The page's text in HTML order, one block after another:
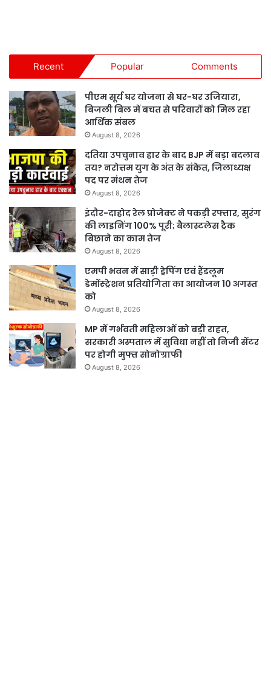
Recent Popular Comments
पीएम सूर्य घर योजना से घर-घर उजियारा,
बिजली बिल में बचत से परिवारों को मिल रहा
आर्थिक संबल
August 8, 2026
दतिया उपचुनाव हार के बाद BJP में बड़ा बदलाव
तय? नरोत्तम युग के अंत के संकेत, जिलाध्यक्ष
पद पर मंथन तेज
August 8, 2026
इंदौर-दाहोद रेल प्रोजेक्ट ने पकड़ी रफ्तार, सुरंग
की लाइनिंग 100% पूरी; बैलास्टलेस ट्रैक
बिछाने का काम तेज
August 8, 2026
एमपी भवन में साड़ी ड्रेपिंग एवं हैंडलूम
डेमोंस्ट्रेशन प्रतियोगिता का आयोजन 10 अगस्त
को
August 8, 2026
MP में गर्भवती महिलाओं को बड़ी राहत,
सरकारी अस्पताल में सुविधा नहीं तो निजी सेंटर
पर होगी मुफ्त सोनोग्राफी
August 8, 2026